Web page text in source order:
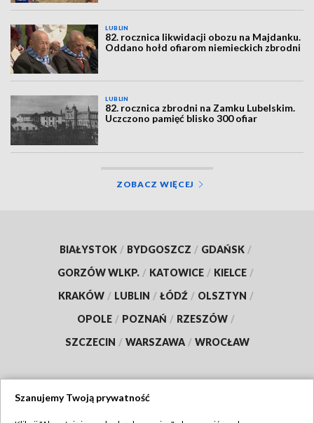
LUBLIN
82. rocznica likwidacji obozu na Majdanku.
Oddano hołd ofiarom niemieckich zbrodni
LUBLIN
82. rocznica zbrodni na Zamku Lubelskim.
Uczczono pamięć blisko 300 ofiar
ZOBACZ WIĘCEJ
BIAŁYSTOK / BYDGOSZCZ / GDAŃSK /
GORZÓW WLKP. / KATOWICE / KIELCE /
KRAKÓW / LUBLIN / ŁÓDŹ / OLSZTYN /
OPOLE / POZNAŃ / RZESZÓW /
SZCZECIN / WARSZAWA / WROCŁAW
Szanujemy Twoją prywatność